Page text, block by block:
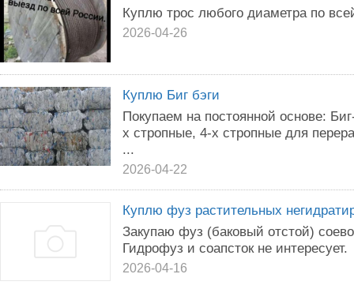
Куплю трос любого диаметра по
2026-04-26
Куплю Биг бэги
Покупаем на постоянной основе:
х стропные, 4-х стропные для
...
2026-04-22
Куплю фуз растительных
Закупаю фуз (баковый отстой)
Гидрофуз и соапсток не интересует.
2026-04-16